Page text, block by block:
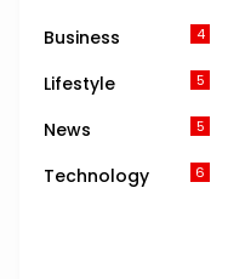
Business 4
Lifestyle 5
News 5
Technology 6